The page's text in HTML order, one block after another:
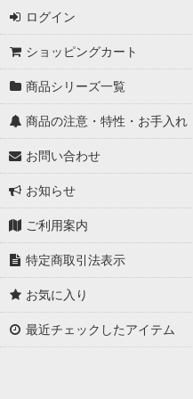
ログイン
ショッピングカート
商品シリーズ一覧
商品の注意・特性・お手入れ
お問い合わせ
お知らせ
ご利用案内
特定商取引法表示
お気に入り
最近チェックしたアイテム